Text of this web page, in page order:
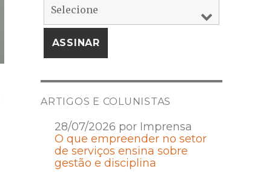
ARTIGOS E COLUNISTAS
28/07/2026 por Imprensa
O que empreender no setor
de serviços ensina sobre
gestão e disciplina